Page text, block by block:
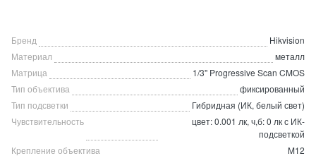
Бренд
Hikvision
Материал
металл
Матрица
1/3'' Progressive Scan CMOS
Тип объектива
фиксированный
Тип подсветки
Гибридная (ИК, белый свет)
Чувствительность
цвет: 0.001 лк, ч,б: 0 лк с ИК-
подсветкой
Крепление объектива
M12